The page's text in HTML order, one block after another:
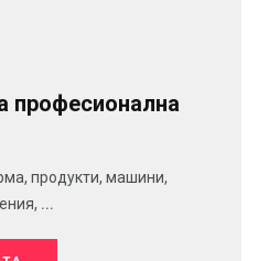
професионална
продукти, машини,
...